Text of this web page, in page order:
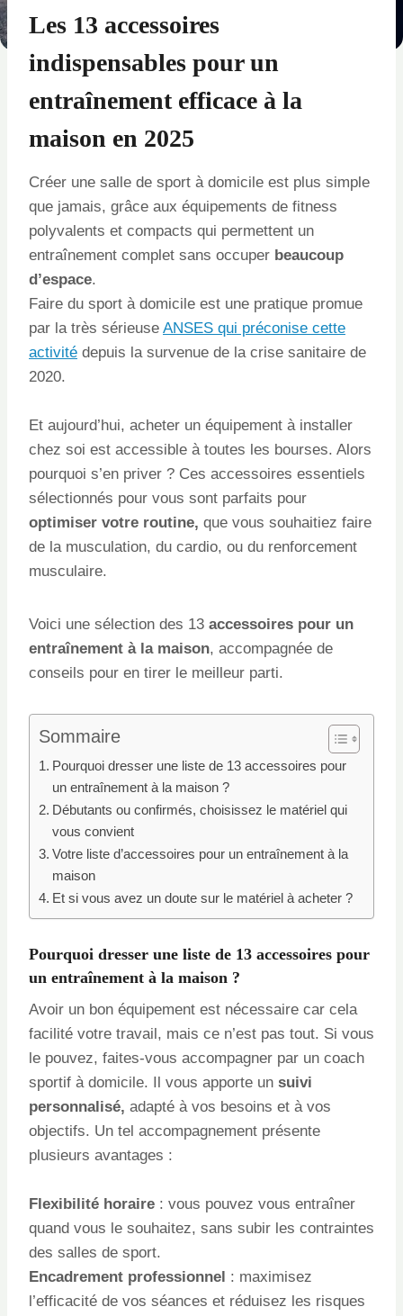
Les 13 accessoires
indispensables pour un
entraînement efficace à la
maison en 2025
Créer une salle de sport à domicile est plus simple
que jamais, grâce aux équipements de fitness
polyvalents et compacts qui permettent un
entraînement complet sans occuper beaucoup
d’espace.
Faire du sport à domicile est une pratique promue
par la très sérieuse ANSES qui préconise cette
activité depuis la survenue de la crise sanitaire de
2020.
Et aujourd’hui, acheter un équipement à installer
chez soi est accessible à toutes les bourses. Alors
pourquoi s’en priver ? Ces accessoires essentiels
sélectionnés pour vous sont parfaits pour
optimiser votre routine, que vous souhaitiez faire
de la musculation, du cardio, ou du renforcement
musculaire.
Voici une sélection des 13 accessoires pour un
entraînement à la maison, accompagnée de
conseils pour en tirer le meilleur parti.
Sommaire
Pourquoi dresser une liste de 13 accessoires pour
un entraînement à la maison ?
Débutants ou confirmés, choisissez le matériel qui
vous convient
Votre liste d’accessoires pour un entraînement à la
maison
Et si vous avez un doute sur le matériel à acheter ?
Pourquoi dresser une liste de 13 accessoires pour
un entraînement à la maison ?
Avoir un bon équipement est nécessaire car cela
facilité votre travail, mais ce n’est pas tout. Si vous
le pouvez, faites-vous accompagner par un coach
sportif à domicile. Il vous apporte un suivi
personnalisé, adapté à vos besoins et à vos
objectifs. Un tel accompagnement présente
plusieurs avantages :
Flexibilité horaire : vous pouvez vous entraîner
quand vous le souhaitez, sans subir les contraintes
des salles de sport.
Encadrement professionnel : maximisez
l’efficacité de vos séances et réduisez les risques